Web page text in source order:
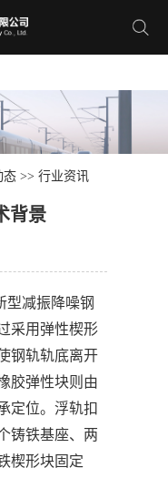
态 >>行业资讯
背景
型减振降噪钢
采用弹性楔形
钢轨轨底离开
胶弹性块则由
定位。浮轨扣
铸铁基座、两
楔形块固定